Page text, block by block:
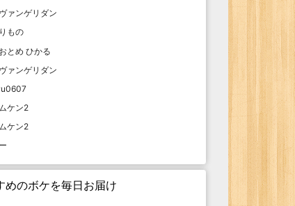
ァンゲリダン
もの
とめ ひかる
ァンゲリダン
ケン2
ケン2
めのボケを毎日お届け